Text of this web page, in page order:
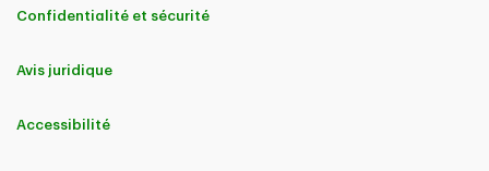
Confidentialité et sécurité
Avis juridique
Accessibilité